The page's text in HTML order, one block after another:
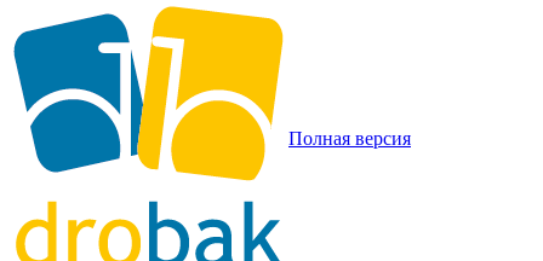
Полная версия